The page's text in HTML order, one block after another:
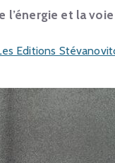
l’énergie et la voie
Editions